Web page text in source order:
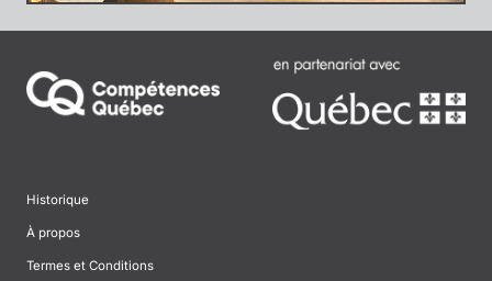
Historique
À propos
Termes et Conditions